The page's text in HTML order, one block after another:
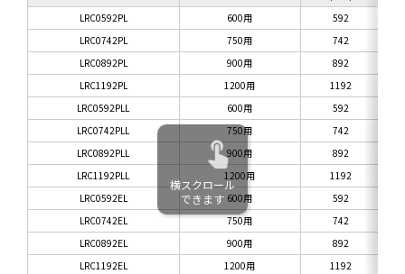
LRC0592PL
600用
592
LRC0742PL
750用
742
LRC0892PL
900用
892
LRC1192PL
1200用
1192
LRC0592PLL
600用
592
LRC0742PLL
750用
742
LRC0892PLL
900用
892
LRC1192PLL
1200用
1192
LRC0592EL
600用
592
LRC0742EL
750用
742
LRC0892EL
900用
892
LRC1192EL
1200用
1192
横スクロール
できます